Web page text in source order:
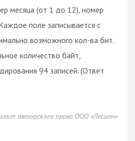
месяца (от 1 до 12), номер
поле записывается с
возможного кол-ва бит.
количество байт,
94 записей. (Ответ
авторского права ООО «Легион»